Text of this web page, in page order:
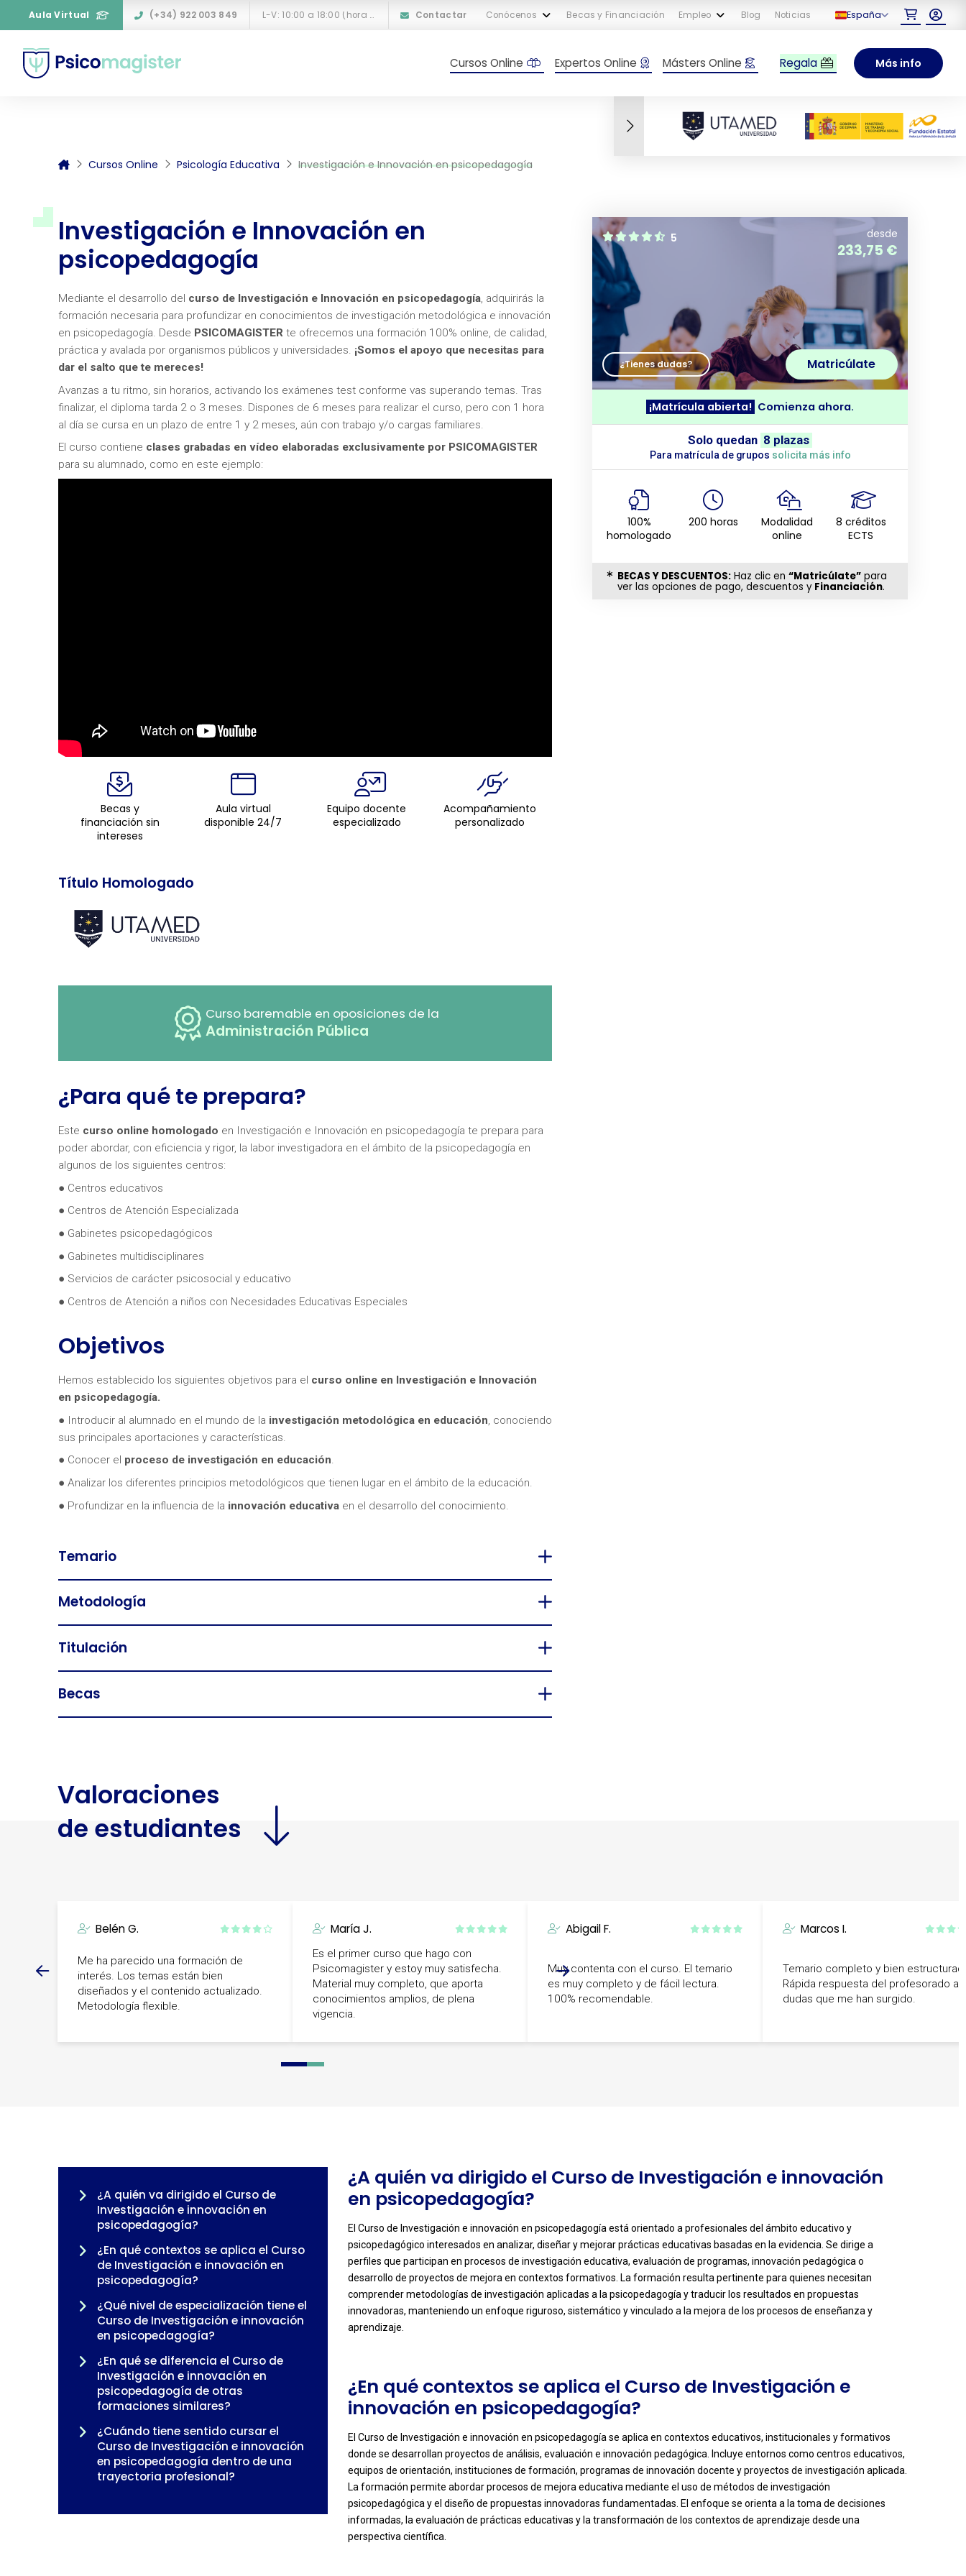
Aula Virtual (+34) 922 003 849 L-V: 10:00 a 18:00 (hora peninsular española) Contactar Conócenos Becas y Financiación Empleo Blog Noticias España
Cursos Online Expertos Online Másters Online Regala Más info
Cursos Online Psicología Educativa Investigación e Innovación en psicopedagogía
Investigación e Innovación en
psicopedagogía
Mediante el desarrollo del curso de Investigación e Innovación en psicopedagogía, adquirirás la
formación necesaria para profundizar en conocimientos de investigación metodológica e innovación
en psicopedagogía. Desde PSICOMAGISTERte ofrecemos una formación 100% online, de calidad,
práctica y avalada por organismos públicos y universidades. ¡Somos el apoyo que necesitas para
dar el salto que te mereces!
Avanzas a tu ritmo, sin horarios, activando los exámenes test conforme vas superando temas. Tras
finalizar, el diploma tarda 2 o 3 meses. Dispones de 6 meses para realizar el curso, pero con 1 hora
al día se cursa en un plazo de entre 1 y 2 meses, aún con trabajo y/o cargas familiares.
El curso contiene clases grabadas en vídeo elaboradas exclusivamente por PSICOMAGISTER
para su alumnado, como en este ejemplo:
Becas y
financiación sin
intereses
Aula virtual
disponible 24/7
Equipo docente
especializado
Acompañamiento
personalizado
Título Homologado
Curso baremable en oposiciones de la
Administración Pública
¿Para qué te prepara?
Este curso online homologado en Investigación e Innovación en psicopedagogía te prepara para
poder abordar, con eficiencia y rigor, la labor investigadora en el ámbito de la psicopedagogía en
algunos de los siguientes centros:
● Centros educativos
● Centros de Atención Especializada
● Gabinetes psicopedagógicos
● Gabinetes multidisciplinares
● Servicios de carácter psicosocial y educativo
● Centros de Atención a niños con Necesidades Educativas Especiales
Objetivos
Hemos establecido los siguientes objetivos para el curso online en Investigación e Innovación
en psicopedagogía.
● Introducir al alumnado en el mundo de la investigación metodológica en educación, conociendo
sus principales aportaciones y características.
● Conocer el proceso de investigación en educación.
● Analizar los diferentes principios metodológicos que tienen lugar en el ámbito de la educación.
● Profundizar en la influencia de la innovación educativaen el desarrollo del conocimiento.
Temario
Metodología
Titulación
Becas
Valoraciones
de estudiantes
Belén G.
Me ha parecido una formación de
interés. Los temas están bien
diseñados y el contenido actualizado.
Metodología flexible.
María J.
Es el primer curso que hago con
Psicomagister y estoy muy satisfecha.
Material muy completo, que aporta
conocimientos amplios, de plena
vigencia.
Abigail F.
Muy contenta con el curso. El temario
es muy completo y de fácil lectura.
100% recomendable.
Marcos I.
Temario completo y bien
Rápida respuesta del profesorado a
dudas que me han surgido.
0 1 2
5 desde
233,75 €
¿Tienes dudas? Matricúlate
¡Matrícula abierta! Comienza ahora.
Solo quedan 8 plazas
Para matrícula de grupos solicita más info
100%
homologado
200 horas
Modalidad
online
8 créditos
ECTS
BECAS Y DESCUENTOS:Haz clic en “Matricúlate”para
ver las opciones de pago, descuentos y Financiación.
¿A quién va dirigido el Curso de
Investigación e innovación en
psicopedagogía?
¿En qué contextos se aplica el Curso
de Investigación e innovación en
psicopedagogía?
¿Qué nivel de especialización tiene el
Curso de Investigación e innovación
en psicopedagogía?
¿En qué se diferencia el Curso de
Investigación e innovación en
psicopedagogía de otras
formaciones similares?
¿Cuándo tiene sentido cursar el
Curso de Investigación e innovación
en psicopedagogía dentro de una
trayectoria profesional?
¿A quién va dirigido el Curso de Investigación e innovación
en psicopedagogía?
El Curso de Investigación e innovación en psicopedagogía está orientado a profesionales del ámbito educativo y
psicopedagógico interesados en analizar, diseñar y mejorar prácticas educativas basadas en la evidencia. Se dirige a
perfiles que participan en procesos de investigación educativa, evaluación de programas, innovación pedagógica o
desarrollo de proyectos de mejora en contextos formativos. La formación resulta pertinente para quienes necesitan
comprender metodologías de investigación aplicadas a la psicopedagogía y traducir los resultados en propuestas
innovadoras, manteniendo un enfoque riguroso, sistemático y vinculado a la mejora de los procesos de enseñanza y
aprendizaje.
-
¿En qué contextos se aplica el Curso de Investigación e
innovación en psicopedagogía?
El Curso de Investigación e innovación en psicopedagogía se aplica en contextos educativos, institucionales y formativos
donde se desarrollan proyectos de análisis, evaluación e innovación pedagógica. Incluye entornos como centros educativos,
equipos de orientación, instituciones de formación, programas de innovación docente y proyectos de investigación aplicada.
La formación permite abordar procesos de mejora educativa mediante el uso de métodos de investigación
psicopedagógica y el diseño de propuestas innovadoras fundamentadas. El enfoque se orienta a la toma de decisiones
informadas, la evaluación de prácticas educativas y la transformación de los contextos de aprendizaje desde una
perspectiva científica.
-
¿Necesitas más información sobre un curso?